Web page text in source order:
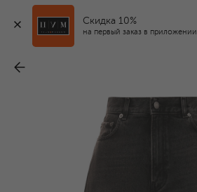
Скидка 10%
на первый заказ в приложении